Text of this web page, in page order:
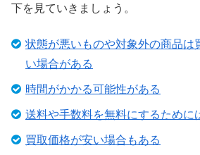
下を見ていきましょう。
状態が悪いものや対象外の商品は
い場合がある
時間がかかる可能性がある
送料や手数料を無料にするために
買取価格が安い場合もある